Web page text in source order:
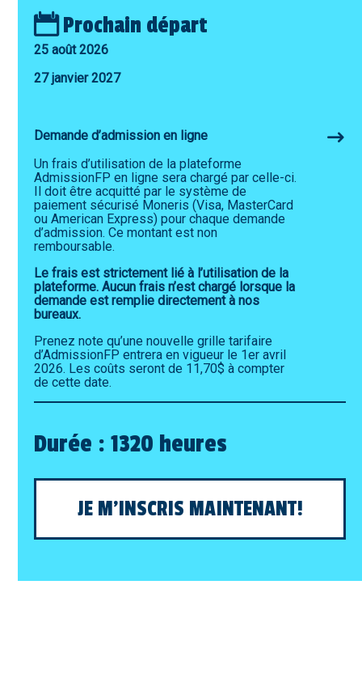
Prochain départ
25 août 2026
27 janvier 2027
Demande d’admission en ligne
Un frais d’utilisation de la plateforme
AdmissionFP en ligne sera chargé par celle-ci.
Il doit être acquitté par le système de
paiement sécurisé Moneris (Visa, MasterCard
ou American Express) pour chaque demande
d’admission. Ce montant est non
remboursable.
Le frais est strictement lié à l’utilisation de la
plateforme. Aucun frais n’est chargé lorsque la
demande est remplie directement à nos
bureaux.
Prenez note qu’une nouvelle grille tarifaire
d’AdmissionFP entrera en vigueur le 1er avril
2026. Les coûts seront de 11,70$ à compter
de cette date.
Durée : 1320 heures
JE M'INSCRIS MAINTENANT!